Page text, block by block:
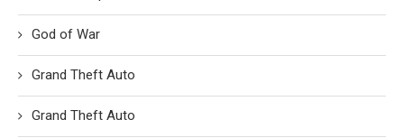
God of War
Grand Theft Auto
Grand Theft Auto